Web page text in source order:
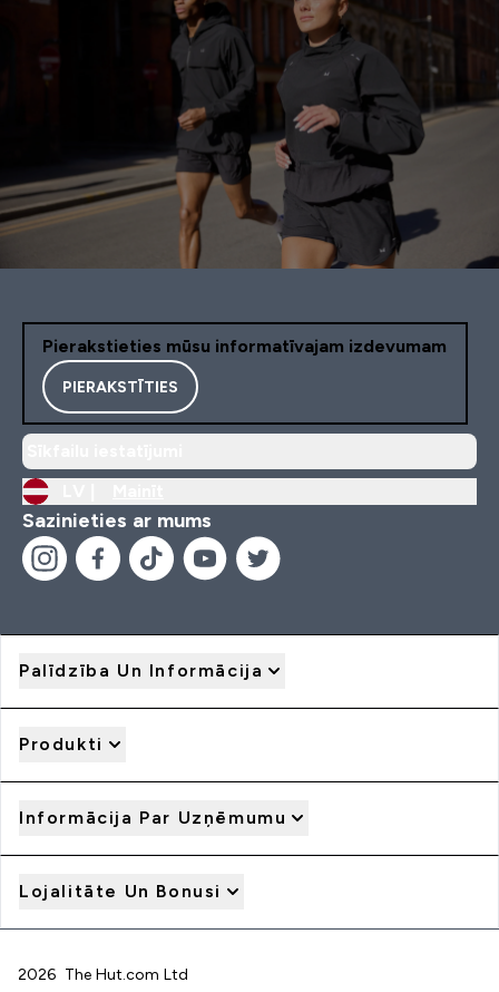
Pierakstieties mūsu informatīvajam izdevumam
PIERAKSTĪTIES
Sazinieties ar mums
Palīdzība Un Informācija
Produkti
Informācija Par Uzņēmumu
Lojalitāte Un Bonusi
2026 The Hut.com Ltd